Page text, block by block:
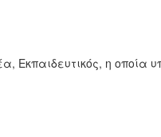
Εκπαιδευτικός, η οποία